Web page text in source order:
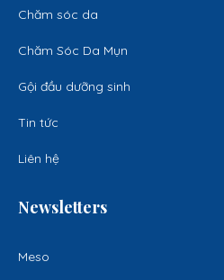
Chăm sóc da
Chăm Sóc Da Mụn
Gội đầu dưỡng sinh
Tin tức
Liên hệ
Newsletters
Meso